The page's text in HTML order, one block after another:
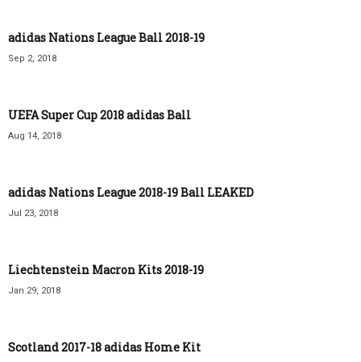
adidas Nations League Ball 2018-19
Sep 2, 2018
UEFA Super Cup 2018 adidas Ball
Aug 14, 2018
adidas Nations League 2018-19 Ball LEAKED
Jul 23, 2018
Liechtenstein Macron Kits 2018-19
Jan 29, 2018
Scotland 2017-18 adidas Home Kit